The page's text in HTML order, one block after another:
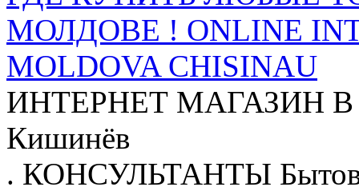
МОЛДОВЕ ! ONLINE
MOLDOVA CHISINAU
ИНТЕРНЕТ МАГАЗИН
Кишинёв
. КОНСУЛЬТАНТЫ